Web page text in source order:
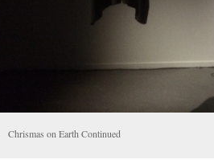
Chrismas on Earth Continued